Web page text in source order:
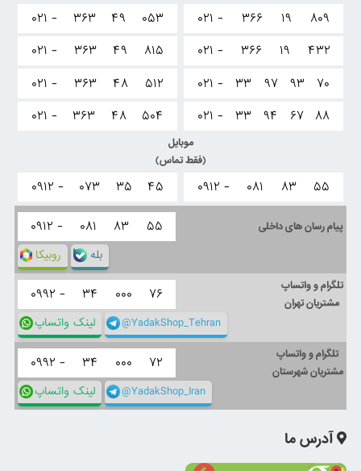
۰۲۱ - ۳۶۶ ۱۹
۸۰۹
۰۲۱ -
۳۶۶ ۱۹
۴۳۲
۰۲۱ -
۳۳ ۹۷ ۹۳
۷۰
۰۲۱ -
۳۳ ۹۴ ۶۷ ۸۸
۰۲۱ - ۳۶۳ ۴۹
۰۵۳
۰۲۱ -
۳۶۳ ۴۹
۸۱۵
۰۲۱ -
۳۶۳ ۴۸
۵۱۲
۰۲۱ -
۳۶۳ ۴۸ ۵۰۴
موبایل
(فقط تماس)
۰۹۱۲ - ۰۸۱ ۸۳ ۵۵ ۰۹۱۲ - ۰۷۳ ۳۵ ۴۵
پیام رسان های داخلی ۰۹۱۲ - ۰۸۱ ۸۳ ۵۵
روبیکا بله
تلگرام و واتساپ
مشتریان تهران
۰۹۹۲ - ۳۴ ۰۰۰ ۷۶
لینک واتساپ @YadakShop_Tehran
تلگرام و واتساپ
مشتریان شهرستان
۰۹۹۲ - ۳۴ ۰۰۰ ۷۲
لینک واتساپ @YadakShop_Iran
آدرس ما